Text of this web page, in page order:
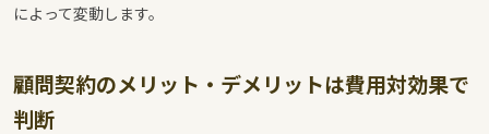
によって変動します。
顧問契約のメリット・デメリットは費用対効果で
判断